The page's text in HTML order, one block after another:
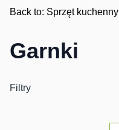
Back to: Sprzęt kuchenny
Garnki
Filtry